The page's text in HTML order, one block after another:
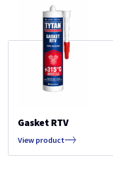
Gasket RTV
View product